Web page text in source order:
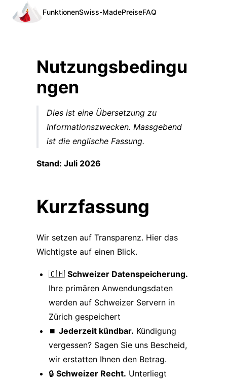
FunktionenSwiss-MadePreiseFAQ
Nutzungsbedingu
ngen
Dies ist eine Übersetzung zu
Informationszwecken. Massgebend
ist die englische Fassung.
Stand: Juli 2026
Kurzfassung
Wir setzen auf Transparenz. Hier das
Wichtigste auf einen Blick.
🇨🇭 Schweizer Datenspeicherung.
Ihre primären Anwendungsdaten
werden auf Schweizer Servern in
Zürich gespeichert
⏹️ Jederzeit kündbar. Kündigung
vergessen? Sagen Sie uns Bescheid,
wir erstatten Ihnen den Betrag.
🔒 Schweizer Recht. Unterliegt